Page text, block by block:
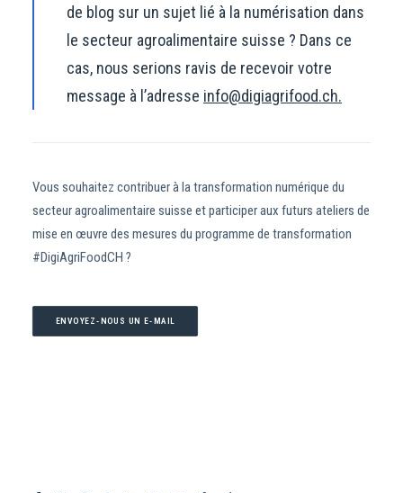
de blog sur un sujet lié à la numérisation dans
le secteur agroalimentaire suisse ? Dans ce
cas, nous serions ravis de recevoir votre
message à l’adresse info@digiagrifood.ch.
Vous souhaitez contribuer à la transformation numérique du
secteur agroalimentaire suisse et participer aux futurs ateliers de
mise en œuvre des mesures du programme de transformation
#DigiAgriFoodCH ?
ENVOYEZ-NOUS UN E-MAIL